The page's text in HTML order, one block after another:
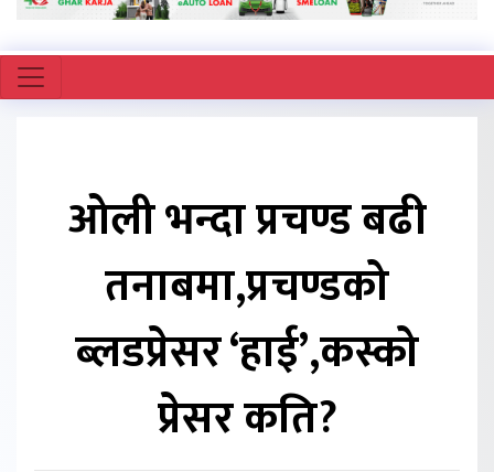
ओली भन्दा प्रचण्ड बढी
तनाबमा,प्रचण्डको
ब्लडप्रेसर ‘हाई’,कस्को
प्रेसर कति?